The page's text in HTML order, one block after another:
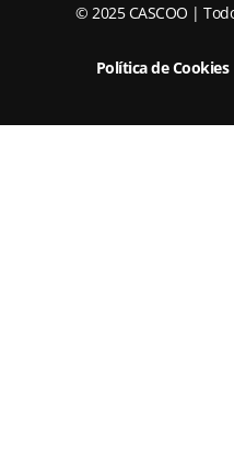
r
m
© 2025 CASCOO |
Política de Cookies